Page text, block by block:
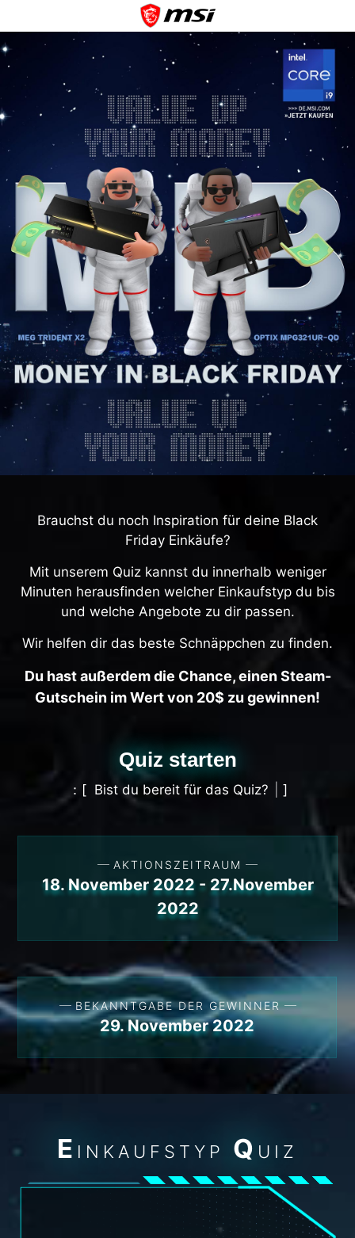
Brauchst du noch Inspiration für deine Black
Friday Einkäufe?
Mit unserem Quiz kannst du innerhalb weniger
Minuten herausfinden welcher Einkaufstyp du bis
und welche Angebote zu dir passen.
Wir helfen dir das beste Schnäppchen zu finden.
Du hast außerdem die Chance, einen Steam-
Gutschein im Wert von 20$ zu gewinnen!
Quiz starten
Bist du bereit für das Quiz?
AKTIONSZEITRAUM
18. November 2022 - 27.November
2022
BEKANNTGABE DER GEWINNER
29. November 2022
E INKAUFSTYP Q UIZ